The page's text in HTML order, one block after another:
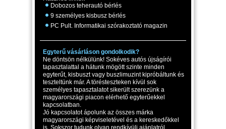
Dobozos teherautó bérlés
9 személyes kisbusz bérlés
PC Pult. Informatikai szórakoztató magazin
Egyterű vásárláson gondolkodik?
Ne döntsön nélkülünk! Sokéves autós újságírói
tapasztalattal a hátunk mögött szinte minden
egyterűt, kisbuszt vagy buszlimuzint kipróbáltunk és
teszteltünk már. A törésteszteken kívül sok
személyes tapasztalatot sikerült szerezünk a
magyarországi piacon elérhető egyterűekkel
kapcsolatban.
Jó kapcsolatot ápolunk az összes márka
magyarországi képviseletével és a kereskedőkkel
is. Sokszor tudunk olyan rendkívüli ajánlatról,